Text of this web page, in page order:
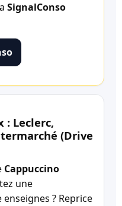
SignalConso
: Leclerc,
(Drive
Cappuccino
une
? Reprice